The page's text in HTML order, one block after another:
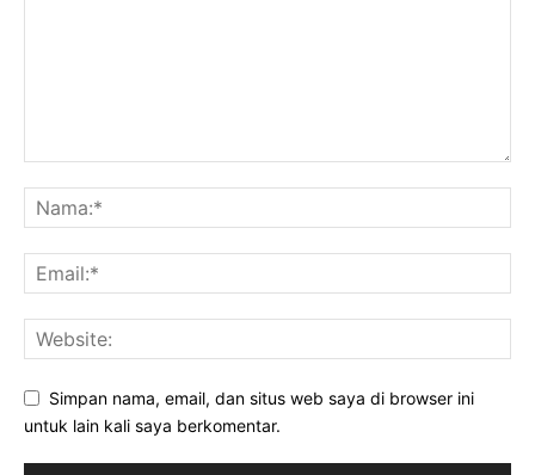
Simpan nama, email, dan situs web saya di browser ini
untuk lain kali saya berkomentar.